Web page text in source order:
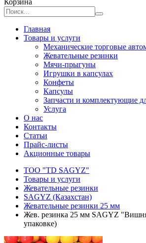
Корзина
Главная
Товары и услуги
Механические торговые
Жевательные резинки
Мячи-прыгуны
Игрушки в капсулах
Конфеты
Капсулы
Запчасти и комплектующие
Услуга
О нас
Контакты
Статьи
Прайс-листы
Акционные товары
ТОО "TD SAGYZ"
Товары и услуги
Жевательные резинки
SAGYZ (Казахстан)
Жевательные резинки 25 мм
Жев. резинка 25 мм SAGYZ
упаковке)